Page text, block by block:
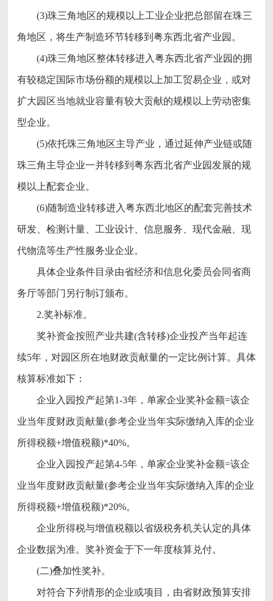
(3)珠三角地区的规模以上工业企业把总部留在珠三
角地区，将生产制造环节转移到粤东西北省产业园。
(4)珠三角地区整体转移进入粤东西北省产业园的拥
有较稳定国际市场份额的规模以上加工贸易企业，或对
扩大园区当地就业容量有较大贡献的规模以上劳动密集
型企业。
(5)依托珠三角地区主导产业，通过延伸产业链或随
珠三角主导企业一并转移到粤东西北省产业园发展的规
模以上配套企业。
(6)随制造业转移进入粤东西北地区的配套完善技术
研发、检测计量、工业设计、信息服务、现代金融、现
代物流等生产性服务业企业。
具体企业条件目录由省经济和信息化委员会同省商
务厅等部门另行制订颁布。
2.奖补标准。
奖补资金按照产业共建(含转移)企业投产当年起连
续5年，对园区所在地财政贡献量的一定比例计算。具体
核算标准如下：
企业入园投产起第1-3年，单家企业奖补金额=该企
业当年度财政贡献量(参考企业当年实际缴纳入库的企业
所得税额+增值税额)*40%。
企业入园投产起第4-5年，单家企业奖补金额=该企
业当年度财政贡献量(参考企业当年实际缴纳入库的企业
所得税额+增值税额)*20%。
企业所得税与增值税额以省级税务机关认定的具体
企业数据为准。奖补资金于下一年度核算兑付。
(二)叠加性奖补。
对符合下列情形的企业或项目，由省财政预算安排